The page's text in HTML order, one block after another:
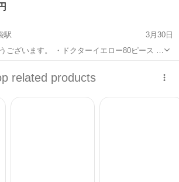
駅
3月30日
ターイエロー80ピース ・
150ピース ・E5系新幹線コレクション300ピ
ース 上記3種のパズルを出品させて頂きます。 【E5系新幹線コレ...